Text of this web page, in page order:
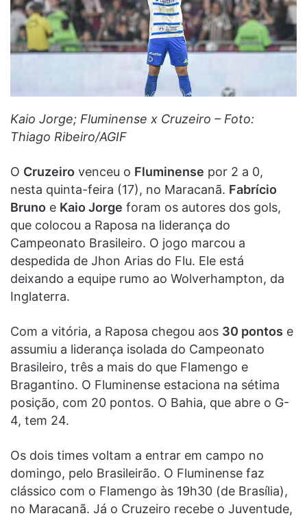
Kaio Jorge; Fluminense x Cruzeiro – Foto:
Thiago Ribeiro/AGIF
O Cruzeiro venceu o Fluminense por 2 a 0,
nesta quinta-feira (17), no Maracanã. Fabrício
Bruno e Kaio Jorge foram os autores dos gols,
que colocou a Raposa na liderança do
Campeonato Brasileiro. O jogo marcou a
despedida de Jhon Arias do Flu. Ele está
deixando a equipe rumo ao Wolverhampton, da
Inglaterra.
Com a vitória, a Raposa chegou aos 30 pontos e
assumiu a liderança isolada do Campeonato
Brasileiro, três a mais do que Flamengo e
Bragantino. O Fluminense estaciona na sétima
posição, com 20 pontos. O Bahia, que abre o G-
4, tem 24.
Os dois times voltam a entrar em campo no
domingo, pelo Brasileirão. O Fluminense faz
clássico com o Flamengo às 19h30 (de Brasília),
no Maracanã. Já o Cruzeiro recebe o Juventude,